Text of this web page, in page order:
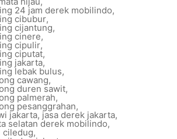
24 jam derek mobilindo,
cibubur,
cijantung,
cinere,
cipulir,
ciputat,
jakarta,
lebak bulus,
cawang,
duren sawit,
palmerah,
pesanggrahan,
jakarta, jasa derek jakarta,
selatan derek mobilindo,
ciledug,